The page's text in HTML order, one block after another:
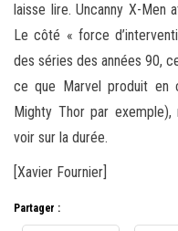
laisse lire. Uncanny X-Men
Le côté « force
des séries des années 90,
ce que Marvel produit en
Mighty Thor par
voir sur la durée.
[Xavier Fournier]
Partager :